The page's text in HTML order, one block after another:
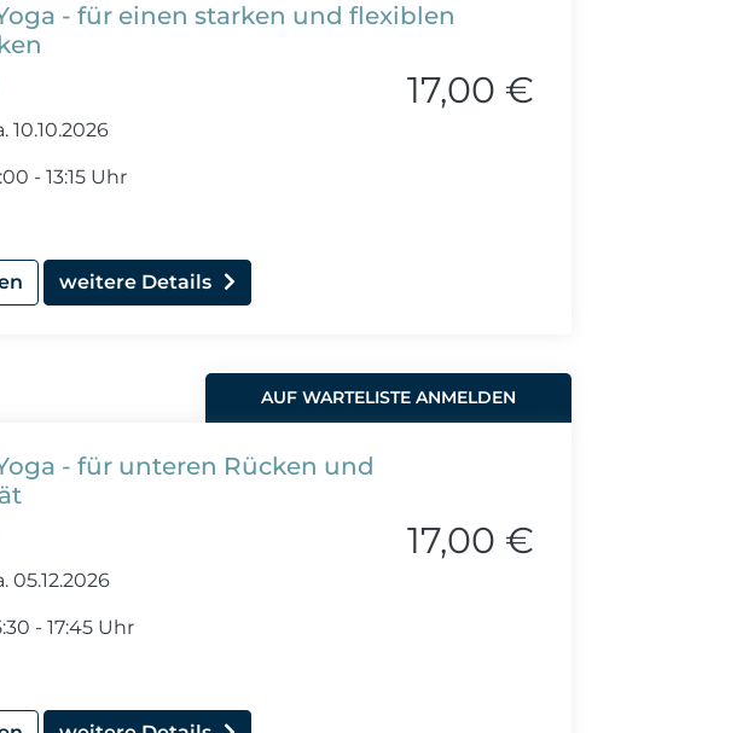
- für einen starken und flexiblen
10.10.2026
- 13:15 Uhr
17,00 €
weitere Details
AUF WARTELISTE ANMELDEN
- für unteren Rücken und
05.12.2026
- 17:45 Uhr
17,00 €